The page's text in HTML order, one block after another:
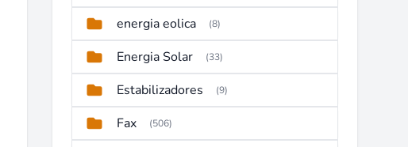
energia eolica (8)
Energia Solar (33)
Estabilizadores (9)
Fax (506)